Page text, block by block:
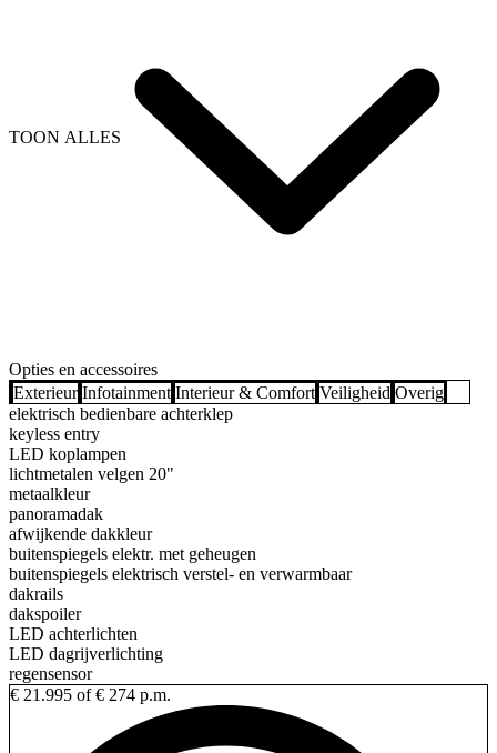
TOON ALLES
Opties en accessoires
Exterieur Infotainment Interieur & Comfort Veiligheid Overig
elektrisch bedienbare achterklep
keyless entry
LED koplampen
lichtmetalen velgen 20"
metaalkleur
panoramadak
afwijkende dakkleur
buitenspiegels elektr. met geheugen
buitenspiegels elektrisch verstel- en verwarmbaar
dakrails
dakspoiler
LED achterlichten
LED dagrijverlichting
regensensor
€ 21.995 of € 274 p.m.